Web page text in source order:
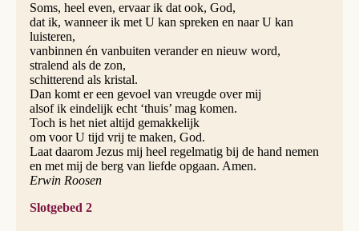
Soms, heel even, ervaar ik dat ook, God,
dat ik, wanneer ik met U kan spreken en naar U kan
luisteren,
vanbinnen én vanbuiten verander en nieuw word,
stralend als de zon,
schitterend als kristal.
Dan komt er een gevoel van vreugde over mij
alsof ik eindelijk echt ‘thuis’ mag komen.
Toch is het niet altijd gemakkelijk
om voor U tijd vrij te maken, God.
Laat daarom Jezus mij heel regelmatig bij de hand nemen
en met mij de berg van liefde opgaan. Amen.
Erwin Roosen
Slotgebed 2